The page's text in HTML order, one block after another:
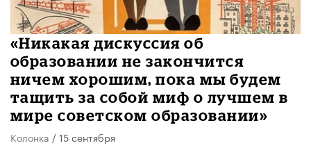
«Никакая дискуссия об
образовании не закончится
ничем хорошим, пока мы будем
тащить за собой миф о лучшем в
мире советском образовании»
Колонка / 15 сентября